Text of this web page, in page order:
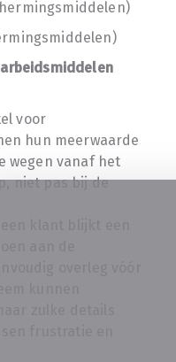
voor
hun meerwaarde
wegen vanaf het
niet pas bij de
klant blijkt een
aan de
overleg vóór
kunnen
zulke details
frustratie en